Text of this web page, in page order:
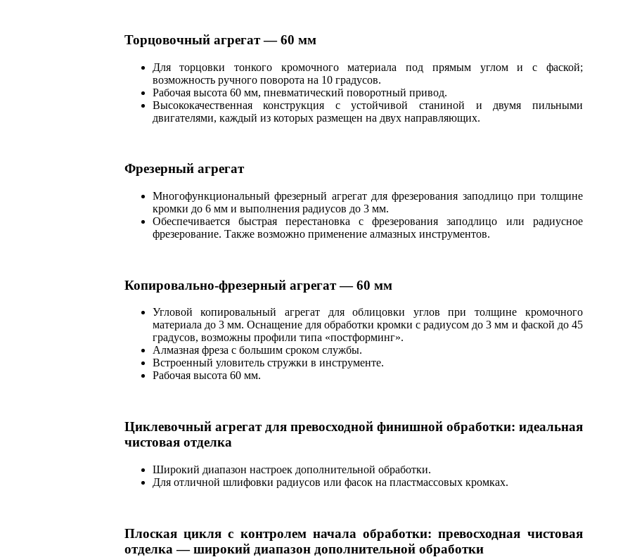
Торцовочный агрегат — 60 мм
Для торцовки тонкого кромочного материала под прямым углом и с фаской;
возможность ручного поворота на 10 градусов.
Рабочая высота 60 мм, пневматический поворотный привод.
Высококачественная конструкция с устойчивой станиной и двумя пильными
двигателями, каждый из которых размещен на двух направляющих.
Фрезерный агрегат
Многофункциональный фрезерный агрегат для фрезерования заподлицо при толщине
кромки до 6 мм и выполнения радиусов до 3 мм.
Обеспечивается быстрая перестановка с фрезерования заподлицо или радиусное
фрезерование. Также возможно применение алмазных инструментов.
Копировально-фрезерный агрегат — 60 мм
Угловой копировальный агрегат для облицовки углов при толщине кромочного
материала до 3 мм. Оснащение для обработки кромки с радиусом до 3 мм и фаской до 45
градусов, возможны профили типа «постформинг».
Алмазная фреза с большим сроком службы.
Встроенный уловитель стружки в инструменте.
Рабочая высота 60 мм.
Циклевочный агрегат для превосходной финишной обработки: идеальная
чистовая отделка
Широкий диапазон настроек дополнительной обработки.
Для отличной шлифовки радиусов или фасок на пластмассовых кромках.
Плоская цикля с контролем начала обработки: превосходная чистовая
отделка — широкий диапазон дополнительной обработки